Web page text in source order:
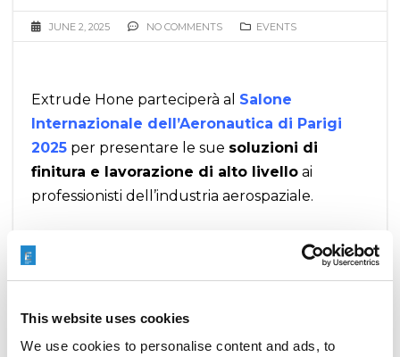
This website uses cookies
We use cookies to personalise content and ads, to
JUNE 2, 2025 NO COMMENTS EVENTS
Extrude Hone parteciperà al Salone
Internazionale dell’Aeronautica di Parigi
2025 per presentare le sue soluzioni di
finitura e lavorazione di alto livello ai
professionisti dell’industria aerospaziale.